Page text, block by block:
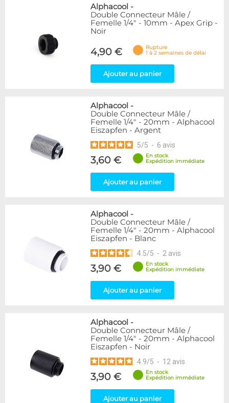
Alphacool -
Double Connecteur Mâle /
Femelle 1/4" - 10mm - Apex Grip -
Noir
4,90 €
Rupture
1 à 2 semaines de délai
Ajouter au panier
Alphacool -
Double Connecteur Mâle /
Femelle 1/4" - 20mm - Alphacool
Eiszapfen - Argent
5/5 - 6 avis
3,60 €
En stock
Expédition immédiate
Ajouter au panier
Alphacool -
Double Connecteur Mâle /
Femelle 1/4" - 20mm - Alphacool
Eiszapfen - Blanc
4.5/5 - 2 avis
3,90 €
En stock
Expédition immédiate
Ajouter au panier
Alphacool -
Double Connecteur Mâle /
Femelle 1/4" - 20mm - Alphacool
Eiszapfen - Noir
4.9/5 - 12 avis
3,90 €
En stock
Expédition immédiate
Ajouter au panier